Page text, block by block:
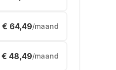
€ 64,49/maand
€ 48,49/maand